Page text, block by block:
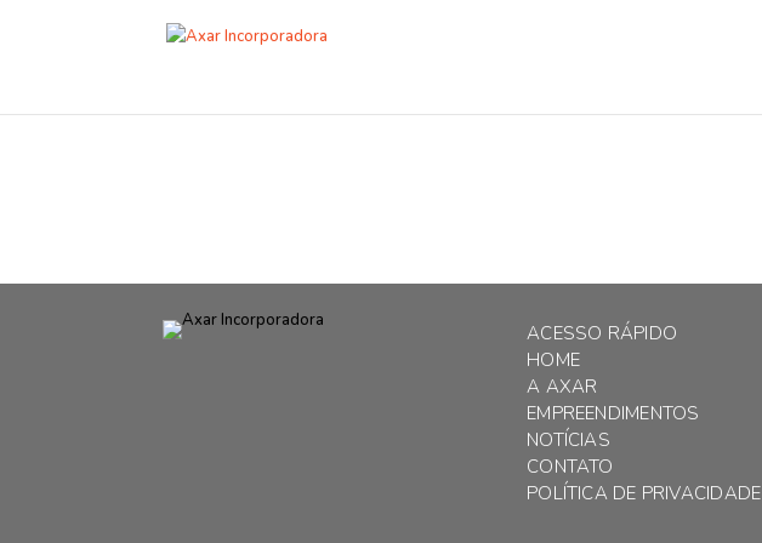
ACESSO RÁPIDO
HOME
A AXAR
EMPREENDIMENTOS
NOTÍCIAS
CONTATO
POLÍTICA DE PRIVACIDADE